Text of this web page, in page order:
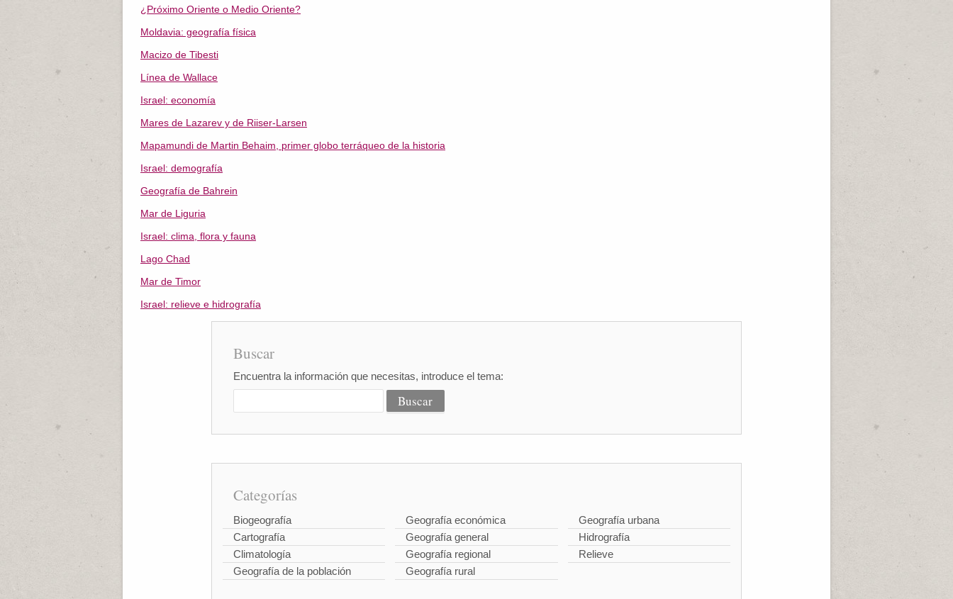
¿Próximo Oriente o Medio Oriente?
Moldavia: geografía física
Macizo de Tibesti
Línea de Wallace
Israel: economía
Mares de Lazarev y de Riiser-Larsen
Mapamundi de Martin Behaim, primer globo terráqueo de la historia
Israel: demografía
Geografía de Bahrein
Mar de Liguria
Israel: clima, flora y fauna
Lago Chad
Mar de Timor
Israel: relieve e hidrografía
Buscar
Encuentra la información que necesitas, introduce el tema:
Categorías
Biogeografía
Cartografía
Climatología
Geografía de la población
Geografía económica
Geografía general
Geografía regional
Geografía rural
Geografía urbana
Hidrografía
Relieve